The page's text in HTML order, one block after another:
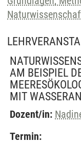
AM BEISPIEL
MIT
Dozent/in:
Termin: